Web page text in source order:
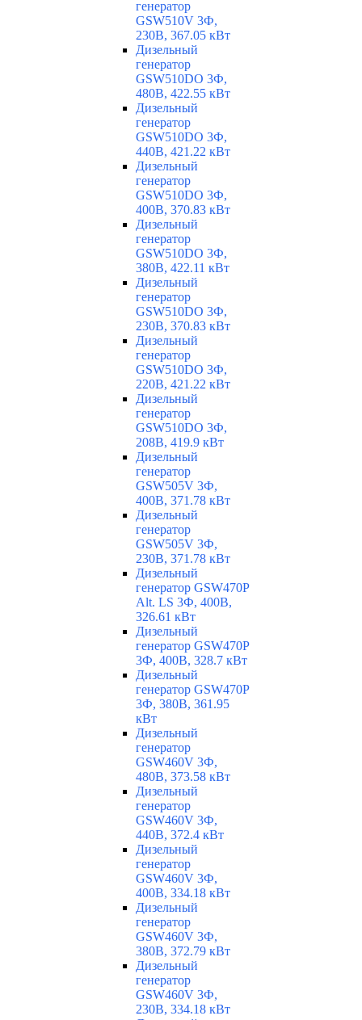
генератор
GSW510V 3Ф,
230В, 367.05 кВт
Дизельный
генератор
GSW510DO 3Ф,
480В, 422.55 кВт
Дизельный
генератор
GSW510DO 3Ф,
440В, 421.22 кВт
Дизельный
генератор
GSW510DO 3Ф,
400В, 370.83 кВт
Дизельный
генератор
GSW510DO 3Ф,
380В, 422.11 кВт
Дизельный
генератор
GSW510DO 3Ф,
230В, 370.83 кВт
Дизельный
генератор
GSW510DO 3Ф,
220В, 421.22 кВт
Дизельный
генератор
GSW510DO 3Ф,
208В, 419.9 кВт
Дизельный
генератор
GSW505V 3Ф,
400В, 371.78 кВт
Дизельный
генератор
GSW505V 3Ф,
230В, 371.78 кВт
Дизельный
генератор GSW470P
Alt. LS 3Ф, 400В,
326.61 кВт
Дизельный
генератор GSW470P
3Ф, 400В, 328.7 кВт
Дизельный
генератор GSW470P
3Ф, 380В, 361.95
кВт
Дизельный
генератор
GSW460V 3Ф,
480В, 373.58 кВт
Дизельный
генератор
GSW460V 3Ф,
440В, 372.4 кВт
Дизельный
генератор
GSW460V 3Ф,
400В, 334.18 кВт
Дизельный
генератор
GSW460V 3Ф,
380В, 372.79 кВт
Дизельный
генератор
GSW460V 3Ф,
230В, 334.18 кВт